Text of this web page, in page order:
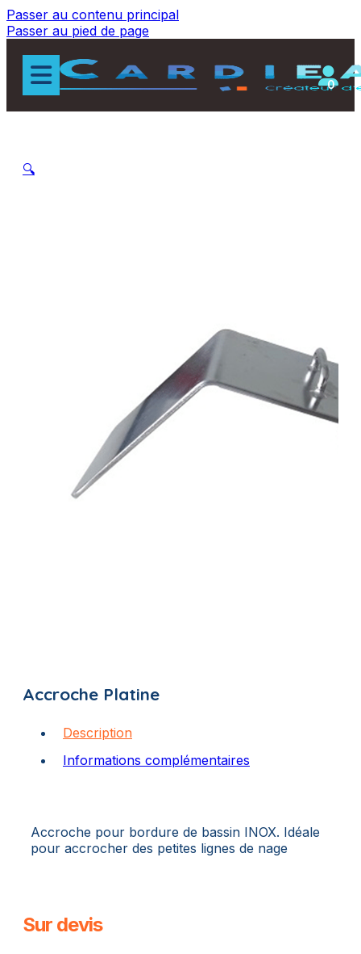
Passer au contenu principal
Passer au pied de page
0
🔍
Accroche Platine
Description
Informations complémentaires
Accroche pour bordure de bassin INOX. Idéale
pour accrocher des petites lignes de nage
Sur devis